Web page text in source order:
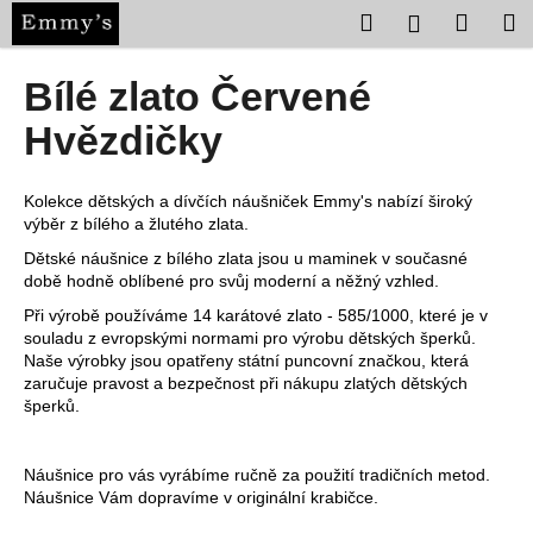
obsah
Hledat Přihlášení
Bílé zlato Červené
Hvězdičky
Kolekce dětských a dívčích náušniček Emmy's nabízí široký
výběr z bílého a žlutého zlata.
Dětské náušnice z bílého zlata jsou u maminek v současné
době hodně oblíbené pro svůj moderní a něžný vzhled.
Při výrobě používáme 14 karátové zlato - 585/1000, které je v
souladu z evropskými normami pro výrobu dětských šperků.
Naše výrobky jsou opatřeny státní puncovní značkou, která
zaručuje pravost a bezpečnost při nákupu zlatých dětských
šperků.
Náušnice pro vás vyrábíme ručně za použití tradičních metod.
Náušnice Vám dopravíme v originální krabičce.
o
C
o
p
o
t
ř
e
b
u
j
t
e